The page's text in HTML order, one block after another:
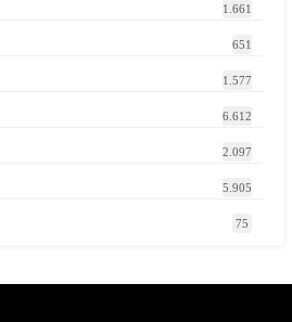
1.661
651
1.577
6.612
2.097
5.905
75